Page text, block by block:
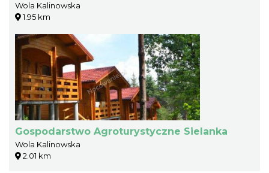
Wola Kalinowska
1.95 km
Gospodarstwo Agroturystyczne Sielanka
Wola Kalinowska
2.01 km